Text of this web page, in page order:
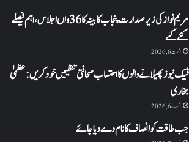
مریم نواز کی زیر صدارت پنجاب کابینہ کا 36واں اجلاس،اہم فیصلے
کئے گئے
اگست 6, 2026
فیک نیوز پھیلانے والوں کا احتساب صحافتی تنظیمیں خود کریں: عظمیٰ
بخاری
اگست 6, 2026
جب طاقت کو انصاف کا نام دے دیا جائے